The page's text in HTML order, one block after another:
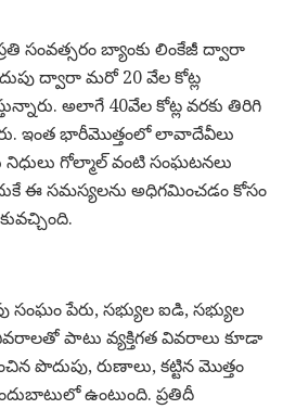
సంవత్సరం బ్యాంకు లింకేజీ ద్వారా
ద్వారా మరో 20 వేల కోట్ల
అలాగే 40వేల కోట్ల వరకు తిరిగి
ఇంత భారీమొత్తంలో లావాదేవీలు
నిధులు గోల్మాల్ వంటి సంఘటనలు
ఈ సమస్యలను అధిగమించడం కోసం
పేరు, సభ్యుల ఐడి, సభ్యుల
పాటు వ్యక్తిగత వివరాలు కూడా
పొదుపు, రుణాలు, కట్టిన మొత్తం
ఉంటుంది. ప్రతిదీ